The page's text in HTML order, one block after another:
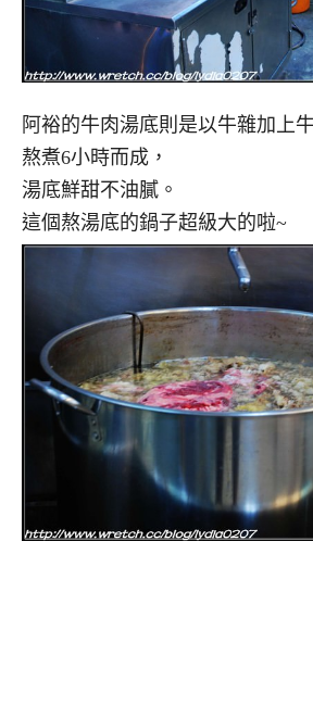
阿裕的牛肉湯底則是以牛雜加上
熬煮6小時而成，
湯底鮮甜不油膩。
這個熬湯底的鍋子超級大的啦~